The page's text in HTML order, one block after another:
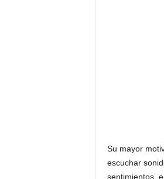
Su mayor
escuchar
sentimientos,